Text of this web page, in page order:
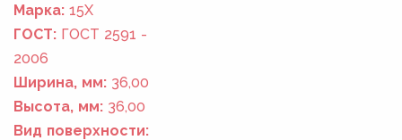
Марка: 15Х
ГОСТ: ГОСТ 2591 -
2006
Ширина, мм: 36,00
Высота, мм: 36,00
Вид поверхности: